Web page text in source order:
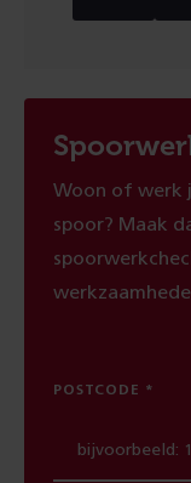
Woon of werk
spoor? Maak
POSTCODE